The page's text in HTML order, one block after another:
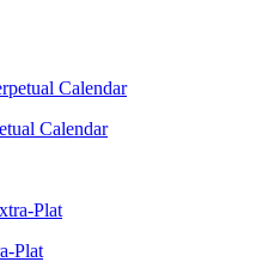
Calendar
Plat